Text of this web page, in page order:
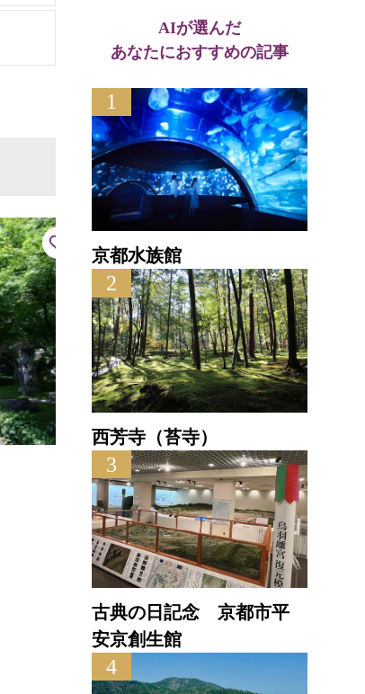
AIが選んだ
あなたにおすすめの記事
1
京都水族館
2
西芳寺（苔寺）
3
古典の日記念 京都市平
安京創生館
4